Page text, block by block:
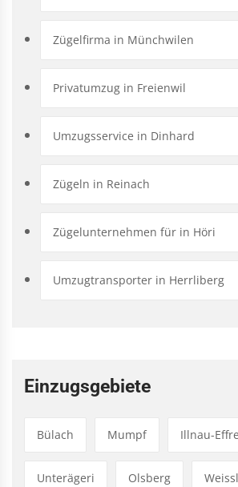
Zügelfirma in Münchwilen
Privatumzug in Freienwil
Umzugsservice in Dinhard
Zügeln in Reinach
Zügelunternehmen für in Höri
Umzugtransporter in Herrliberg
Einzugsgebiete
Bülach Mumpf Illnau-
Unterägeri Olsberg